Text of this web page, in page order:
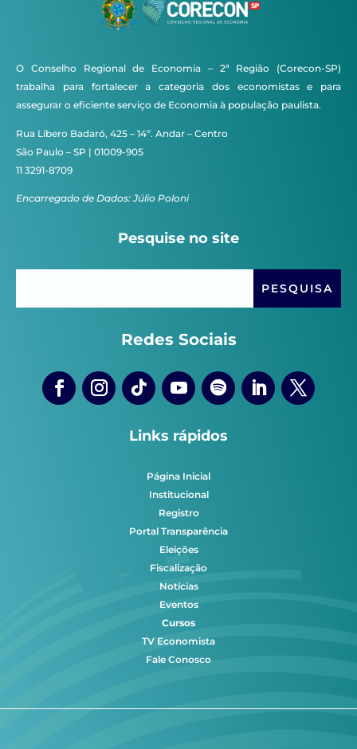
O Conselho Regional de Economia – 2ª Região (Corecon-SP)
trabalha para fortalecer a categoria dos economistas e para
assegurar o eficiente serviço de Economia à população paulista.
Rua Líbero Badaró, 425 – 14º. Andar – Centro
São Paulo – SP | 01009-905
11 3291-8709
Encarregado de Dados: Júlio Poloni
Pesquise no site
Redes Sociais
Links rápidos
Página Inicial
Institucional
Registro
Portal Transparência
Eleições
Fiscalização
Notícias
Eventos
Cursos
TV Economista
Fale Conosco